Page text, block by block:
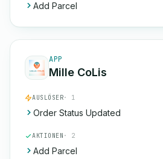
Add Parcel
APP
Mille CoLis
AUSLÖSER· 1
Order Status Updated
AKTIONEN · 2
Add Parcel